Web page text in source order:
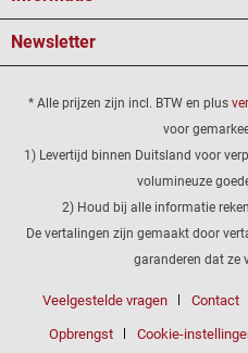
Newsletter
* Alle prijzen zijn incl. BTW en plus
voor
1) Levertijd binnen Duitsland voor
volumineuze
2) Houd bij alle informatie
De vertalingen zijn gemaakt door
garanderen dat ze
Veelgestelde vragen Contact
Opbrengst Cookie-